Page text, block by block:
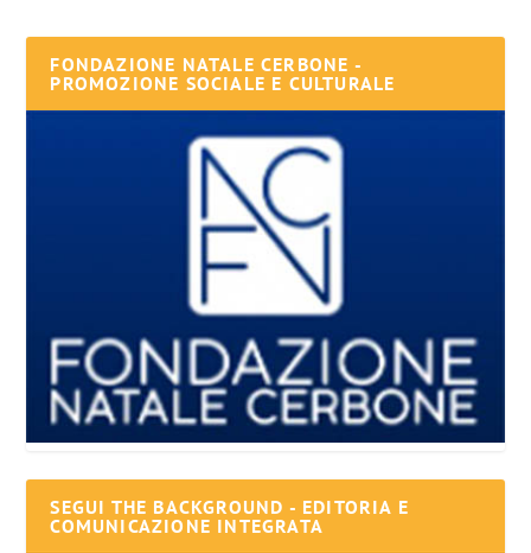
FONDAZIONE NATALE CERBONE -
PROMOZIONE SOCIALE E CULTURALE
SEGUI THE BACKGROUND - EDITORIA E
COMUNICAZIONE INTEGRATA